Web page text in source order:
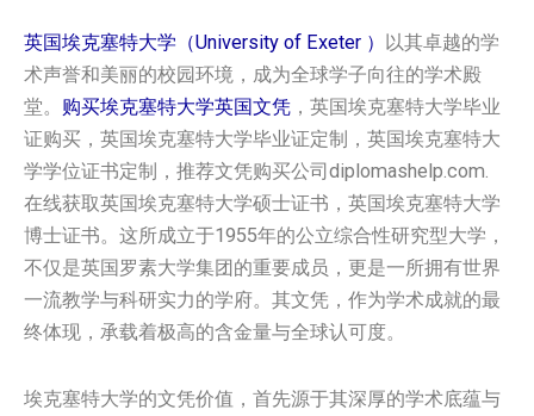
英国埃克塞特大学（University of Exeter ） 以其卓越的学
术声誉和美丽的校园环境，成为全球学子向往的学术殿
堂。 购买埃克塞特大学英国文凭 ，英国埃克塞特大学毕业
证购买，英国埃克塞特大学毕业证定制，英国埃克塞特大
学学位证书定制，推荐文凭购买公司diplomashelp.com.
在线获取英国埃克塞特大学硕士证书，英国埃克塞特大学
博士证书。这所成立于1955年的公立综合性研究型大学，
不仅是英国罗素大学集团的重要成员，更是一所拥有世界
一流教学与科研实力的学府。其文凭，作为学术成就的最
终体现，承载着极高的含金量与全球认可度。
埃克塞特大学的文凭价值，首先源于其深厚的学术底蕴与